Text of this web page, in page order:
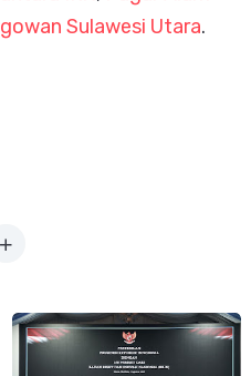
Sulawesi Utara.